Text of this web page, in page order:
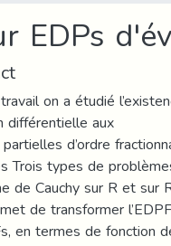
EDPs
on a étudié
différentielle aux
d’ordre
Trois types de
de Cauchy sur R et sur
de transformer
en termes de fonction